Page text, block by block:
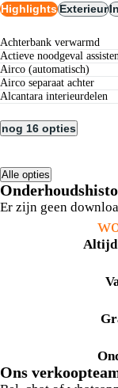
HighlightsExterieur
achterbank verwarmd
actieve noodgeval
airco (automatisch)
airco separaat achter
alcantara interieurdelen
nog 16 opties
Alle opties
Er zijn geen
Altijd
Ons